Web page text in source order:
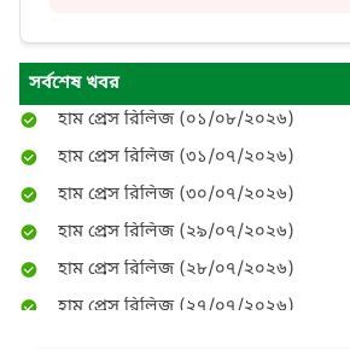
সর্বশেষ খবর
হাম প্রেস রিলিজ (০২/০৮/২০২৬)
হাম প্রেস রিলিজ (০১/০৮/২০২৬)
হাম প্রেস রিলিজ (৩১/০৭/২০২৬)
হাম প্রেস রিলিজ (৩০/০৭/২০২৬)
হাম প্রেস রিলিজ (২৯/০৭/২০২৬)
হাম প্রেস রিলিজ (২৮/০৭/২০২৬)
হাম প্রেস রিলিজ (২৭/০৭/২০২৬)